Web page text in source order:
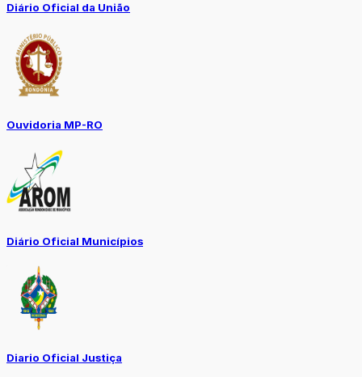
Diário Oficial da União
Ouvidoria MP-RO
Diário Oficial Municípios
Diario Oficial Justiça